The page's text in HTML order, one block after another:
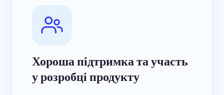
Хороша підтримка та участь
у розробці продукту